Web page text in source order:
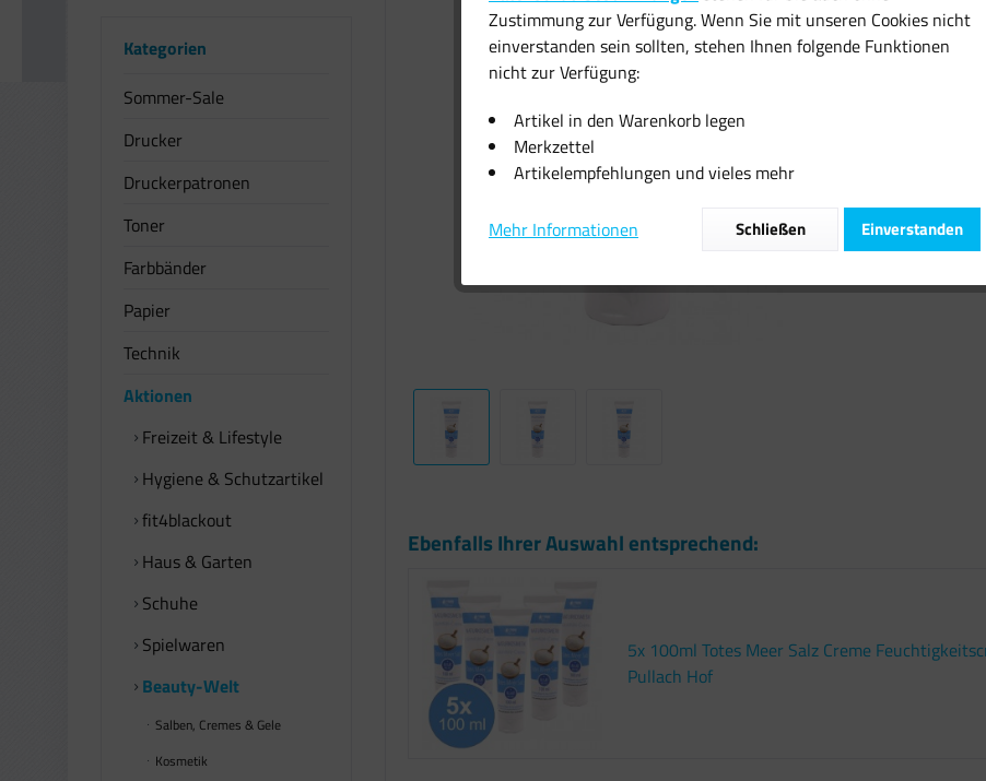
Kategorien
Sommer-Sale
Drucker
Druckerpatronen
Toner
Farbbänder
Papier
Technik
Aktionen
Freizeit & Lifestyle
Hygiene & Schutzartikel
fit4blackout
Haus & Garten
Schuhe
Spielwaren
Beauty-Welt
Salben, Cremes & Gele
Kosmetik
inkl. MwSt.zzgl.
Sofort
Vergleichen
Artikel-Nr.:
Ebenfalls Ihrer Auswahl entsprechend:
5x 100ml Totes Meer Salz Creme
Pullach Hof
Zustimmung zur Verfügung. Wenn Sie mit unseren Cookies nicht
einverstanden sein sollten, stehen Ihnen folgende Funktionen
nicht zur Verfügung:
Artikel in den Warenkorb legen
Merkzettel
Artikelempfehlungen und vieles mehr
Mehr Informationen Einverstanden
Schließen